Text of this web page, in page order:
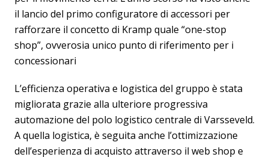
il lancio del primo configuratore di accessori per
rafforzare il concetto di Kramp quale “one-stop
shop”, ovverosia unico punto di riferimento per i
concessionari
L’efficienza operativa e logistica del gruppo è stata
migliorata grazie alla ulteriore progressiva
automazione del polo logistico centrale di Varsseveld.
A quella logistica, è seguita anche l’ottimizzazione
dell’esperienza di acquisto attraverso il web shop e